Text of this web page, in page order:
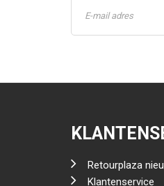
Retourplaza
Klantenservice